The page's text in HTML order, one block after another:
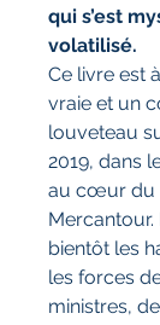
qui s’est
volatilisé.
Ce livre est
vraie et un
louveteau
2019, dans
au cœur du
Mercantour.
bientôt les
les forces
ministres,